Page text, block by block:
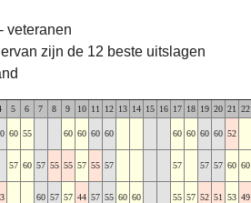
veteranen
zijn de 12 beste uitslagen
5 6 7 8 9 10 11 12 13 14 15 16 17 18 19 20 21 22
60 55 60 60 60 60 60 60 60 60 52
57 60 57 55 55 57 55 57 57 57 57 60 60
60 57 57 44 57 55 60 60 55 57 52 51 53 49